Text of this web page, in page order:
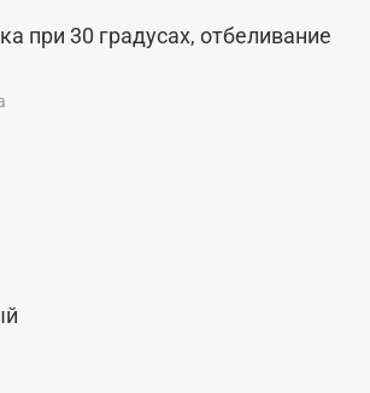
при 30 градусах, отбеливание